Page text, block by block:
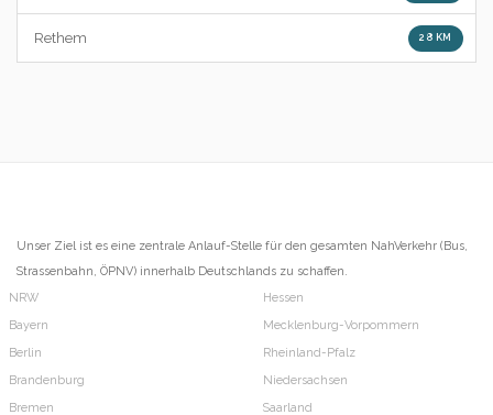
Rethem 28 KM
Unser Ziel ist es eine zentrale Anlauf-Stelle für den gesamten NahVerkehr (Bus,
Strassenbahn, ÖPNV) innerhalb Deutschlands zu schaffen.
NRW
Bayern
Berlin
Brandenburg
Bremen
Hessen
Mecklenburg-Vorpommern
Rheinland-Pfalz
Niedersachsen
Saarland